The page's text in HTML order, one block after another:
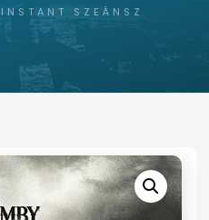
INSTANT SZEÁNSZ